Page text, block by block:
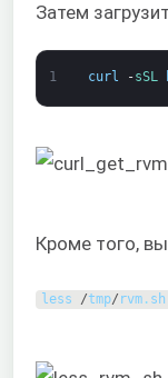
Затем
1 curl -sSL
Кроме того,
less /tmp/ rvm. sh